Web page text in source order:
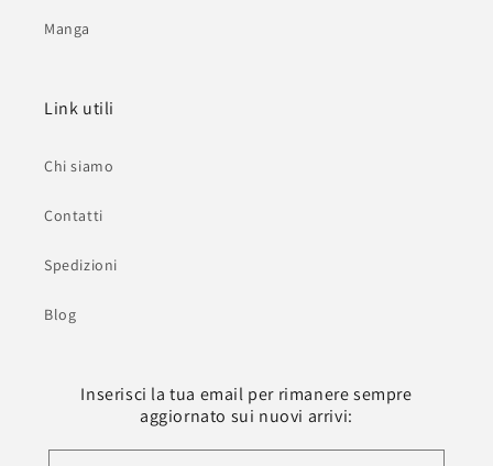
Manga
Link utili
Chi siamo
Contatti
Spedizioni
Blog
Inserisci la tua email per rimanere sempre
aggiornato sui nuovi arrivi: